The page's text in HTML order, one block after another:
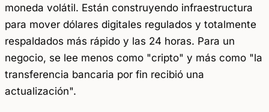
moneda volátil. Están construyendo infraestructura
para mover dólares digitales regulados y totalmente
respaldados más rápido y las 24 horas. Para un
negocio, se lee menos como "cripto" y más como "la
transferencia bancaria por fin recibió una
actualización".